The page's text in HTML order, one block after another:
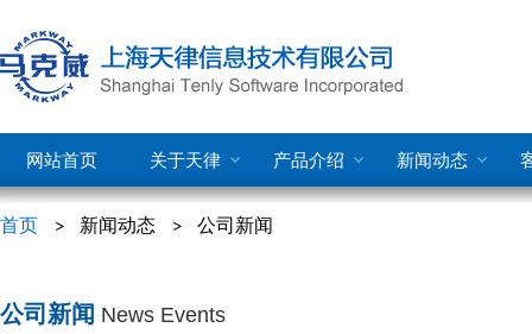
网站首页 关于天律 产品介绍 新闻动态
首页 新闻动态 公司新闻
公司新闻 News Events